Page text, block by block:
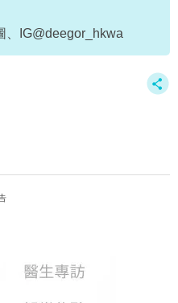
、IG@deegor_hkwa